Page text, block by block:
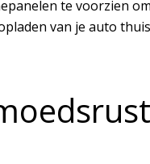
te voorzien
van je auto